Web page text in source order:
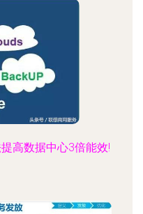
高数据中心3倍能效!